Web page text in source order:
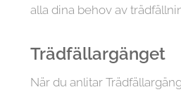
alla dina behov av
Trädfällargänget
När du anlitar